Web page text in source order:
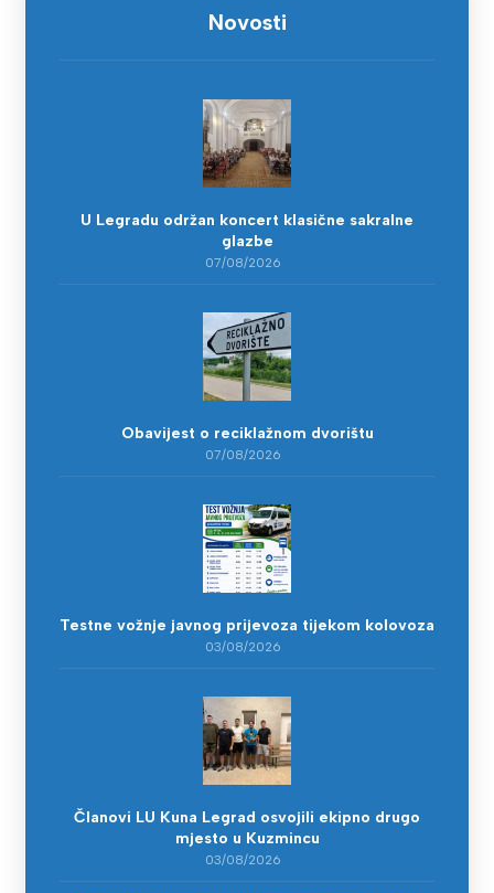
Novosti
U Legradu održan koncert klasične sakralne
glazbe
07/08/2026
Obavijest o reciklažnom dvorištu
07/08/2026
Testne vožnje javnog prijevoza tijekom kolovoza
03/08/2026
Članovi LU Kuna Legrad osvojili ekipno drugo
mjesto u Kuzmincu
03/08/2026